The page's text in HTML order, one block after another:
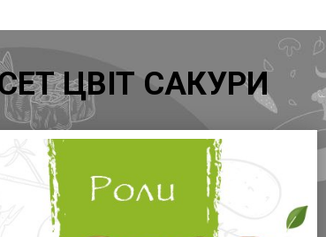
СЕТ ЦВІТ САКУРИ